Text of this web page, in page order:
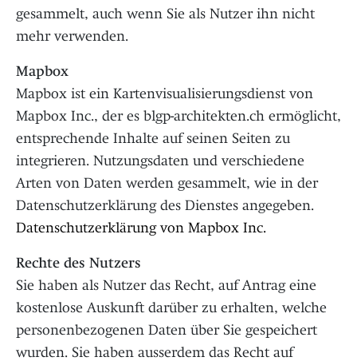
gesammelt, auch wenn Sie als Nutzer ihn nicht
mehr verwenden.
Mapbox
Mapbox ist ein Kartenvisualisierungsdienst von
Mapbox Inc., der es blgp-architekten.ch ermöglicht,
entsprechende Inhalte auf seinen Seiten zu
integrieren. Nutzungsdaten und verschiedene
Arten von Daten werden gesammelt, wie in der
Datenschutzerklärung des Dienstes angegeben.
Datenschutzerklärung von Mapbox Inc.
Rechte des Nutzers
Sie haben als Nutzer das Recht, auf Antrag eine
kostenlose Auskunft darüber zu erhalten, welche
personenbezogenen Daten über Sie gespeichert
wurden. Sie haben ausserdem das Recht auf